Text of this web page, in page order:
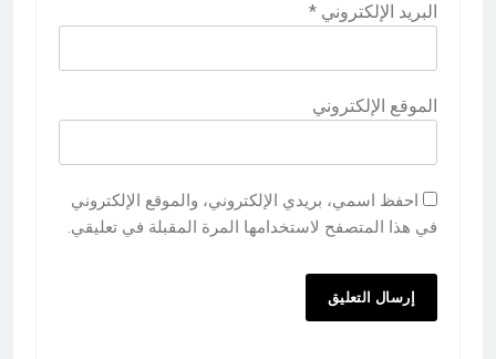
البريد الإلكتروني *
الموقع الإلكتروني
احفظ اسمي، بريدي الإلكتروني، والموقع الإلكتروني
في هذا المتصفح لاستخدامها المرة المقبلة في تعليقي.